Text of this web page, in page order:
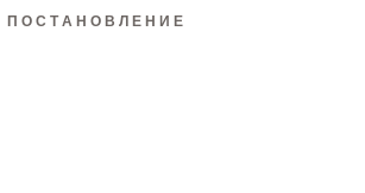
П О С Т А Н О В Л Е Н И Е